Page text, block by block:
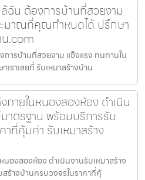
ฉัน ต้องการบ้านที่สวยงาม
มาณที่คุณกำหนดได้ ปรึกษา
น.com
ารบ้านที่สวยงาม แข็งแรง ทนทานใน
ราเลยที่ รับเหมาสร้างบ้าน
ายในหนองสองห้อง ดำเนิน
าตรฐาน พร้อมบริการรับ
าที่คุ้มค่า รับเหมาสร้าง
องสองห้อง ดำเนินงานรับเหมาสร้าง
ร้างบ้านครบวงจรในราคาที่คุ้